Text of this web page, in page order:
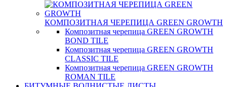
КОМПОЗИТНАЯ ЧЕРЕПИЦА GREEN GROWTH
Композитная черепица GREEN GROWTH
BOND TILE
Композитная черепица GREEN GROWTH
CLASSIC TILE
Композитная черепица GREEN GROWTH
ROMAN TILE